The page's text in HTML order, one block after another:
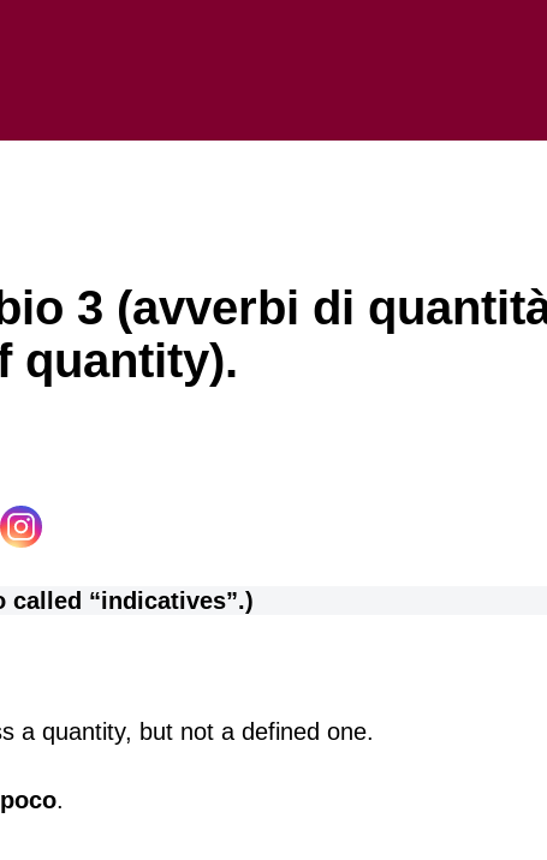
3 (avverbi di
quantity).
called “indicatives”.)
a quantity, but not a defined one.
.